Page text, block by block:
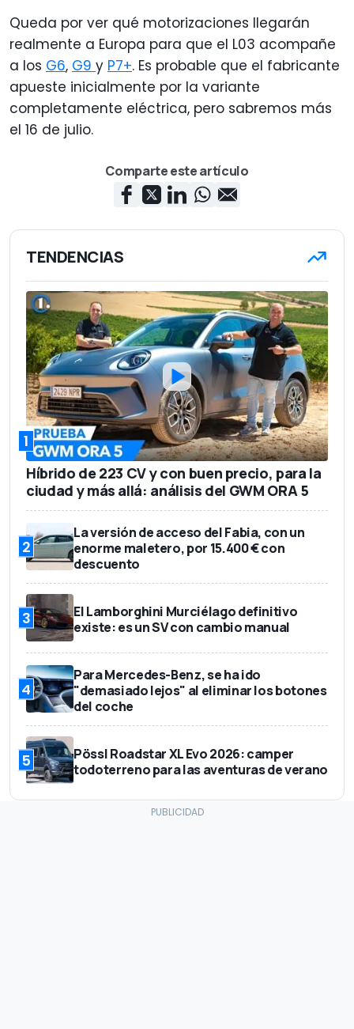
Queda por ver qué motorizaciones llegarán
realmente a Europa para que el L03 acompañe
a los G6, G9 y P7+. Es probable que el fabricante
apueste inicialmente por la variante
completamente eléctrica, pero sabremos más
el 16 de julio.
Comparte este artículo
TENDENCIAS
1
Híbrido de 223 CV y con buen precio, para la
ciudad y más allá: análisis del GWM ORA 5
2
La versión de acceso del Fabia, con un
enorme maletero, por 15.400 € con
descuento
3
El Lamborghini Murciélago definitivo
existe: es un SV con cambio manual
4
Para Mercedes-Benz, se ha ido
"demasiado lejos" al eliminar los botones
del coche
5
Pössl Roadstar XL Evo 2026: camper
todoterreno para las aventuras de verano